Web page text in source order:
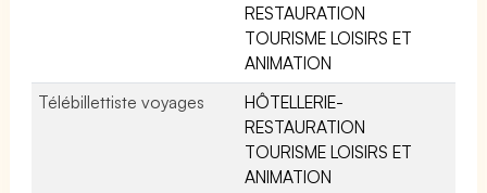
RESTAURATION
TOURISME LOISIRS ET
ANIMATION
Télébillettiste voyages
HÔTELLERIE-
RESTAURATION
TOURISME LOISIRS ET
ANIMATION